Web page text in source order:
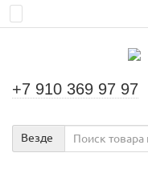
+7 910 369 97 97
Везде